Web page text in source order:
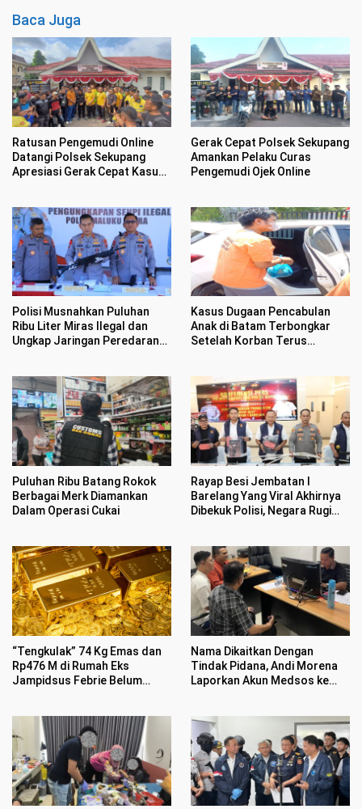
Baca Juga
Ratusan Pengemudi Online
Datangi Polsek Sekupang
Apresiasi Gerak Cepat Kasus
Gerak Cepat Polsek Sekupang
Amankan Pelaku Curas
Pengemudi Ojek Online
Polisi Musnahkan Puluhan
Ribu Liter Miras Ilegal dan
Ungkap Jaringan Peredaran
Kasus Dugaan Pencabulan
Anak di Batam Terbongkar
Setelah Korban Terus
Puluhan Ribu Batang Rokok
Berbagai Merk Diamankan
Dalam Operasi Cukai
Rayap Besi Jembatan I
Barelang Yang Viral Akhirnya
Dibekuk Polisi, Negara Rugi
“Tengkulak” 74 Kg Emas dan
Rp476 M di Rumah Eks
Jampidsus Febrie Belum
Nama Dikaitkan Dengan
Tindak Pidana, Andi Morena
Laporkan Akun Medsos ke